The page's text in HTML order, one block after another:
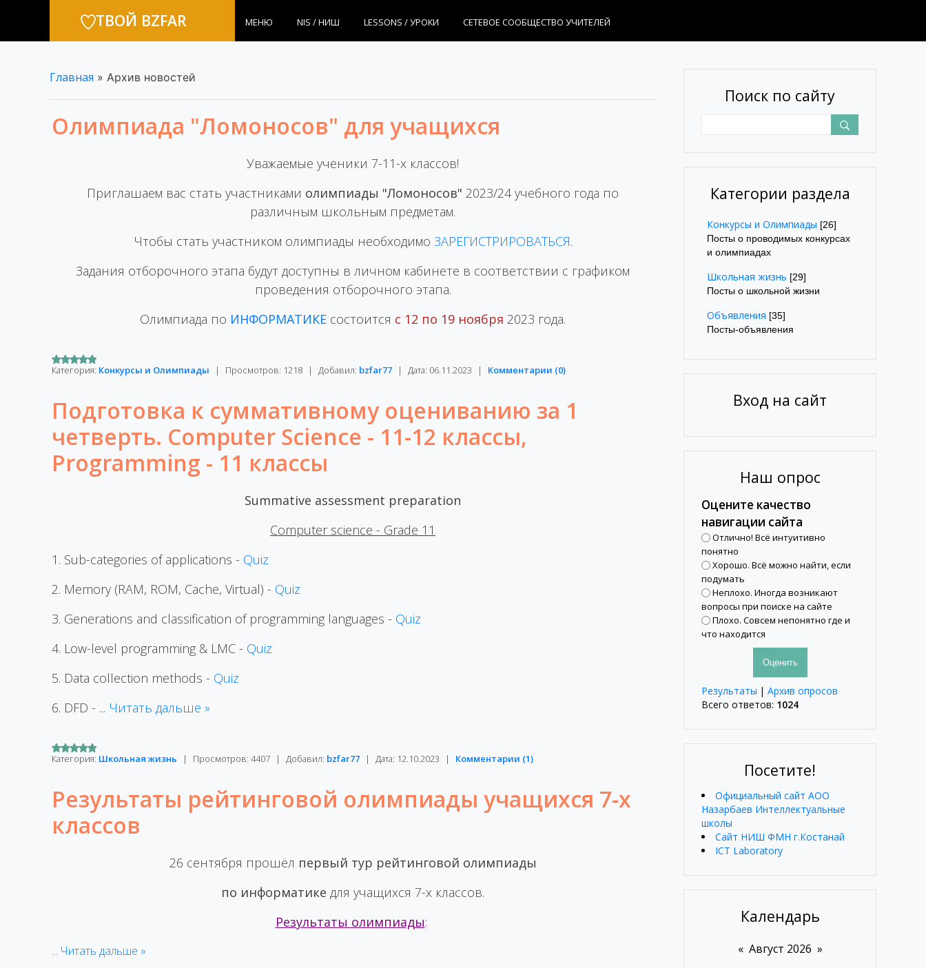
ТВОЙ BZFAR МЕНЮ NIS / НИШ LESSONS / УРОКИ СЕТЕВОЕ СООБЩЕСТВО УЧИТЕЛЕЙ
Главная » Архив новостей
Олимпиада "Ломоносов" для учащихся
Уважаемые ученики 7-11-х классов!
Приглашаем вас стать участниками олимпиады "Ломоносов" 2023/24 учебного года по
различным школьным предметам.
Чтобы стать участником олимпиады необходимо ЗАРЕГИСТРИРОВАТЬСЯ.
Задания отборочного этапа будут доступны в личном кабинете в соответствии с графиком
проведения отборочного этапа.
Олимпиада по ИНФОРМАТИКЕ состоится с 12 по 19 ноября 2023 года.
Категория: Конкурсы и Олимпиады | Просмотров: 1218 | Добавил: bzfar77 | Дата: 06.11.2023 | Комментарии (0)
Подготовка к суммативному оцениванию за 1
четверть. Computer Science - 11-12 классы,
Programming - 11 классы
Summative assessment preparation
Computer science - Grade 11
1. Sub-categories of applications - Quiz
2. Memory (RAM, ROM, Cache, Virtual) - Quiz
3. Generations and classification of programming languages - Quiz
4. Low-level programming & LMC - Quiz
5. Data collection methods - Quiz
6. DFD - ... Читать дальше »
Категория: Школьная жизнь | Просмотров: 4407 | Добавил: bzfar77 | Дата: 12.10.2023 | Комментарии (1)
Результаты рейтинговой олимпиады учащихся 7-х
классов
26 сентября прошёл первый тур рейтинговой олимпиады
по информатике для учащихся 7-х классов.
Результаты олимпиады:
... Читать дальше »
Поиск по сайту
Категории раздела
Конкурсы и Олимпиады [26]
Посты о проводимых конкурсах
и олимпиадах
Школьная жизнь [29]
Посты о школьной жизни
Объявления [35]
Посты-объявления
Вход на сайт
Наш опрос
Оцените качество
навигации сайта
Отлично! Всё интуитивно
понятно
Хорошо. Всё можно найти, если
подумать
Неплохо. Иногда возникают
вопросы при поиске на сайте
Плохо. Совсем непонятно где и
что находится
Результаты | Архив опросов
Всего ответов: 1024
Посетите!
Официальный сайт АОО
Назарбаев Интеллектуальные
школы
Сайт НИШ ФМН г.Костанай
ICT Laboratory
Календарь
« Август 2026 »